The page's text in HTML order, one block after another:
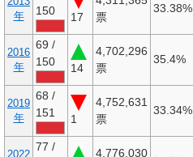
年
150
17
票
33.38%
2016
年
69 /
150
14
4,702,296
票
35.4%
2019
年
68 /
151
1
4,752,631
票
33.34%
2022
77 /
4,776,030